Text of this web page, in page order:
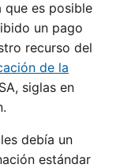
que es posible
un pago
recurso del
de la
siglas en
debía un
estándar